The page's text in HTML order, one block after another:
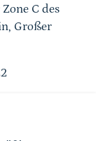
C des
Großer